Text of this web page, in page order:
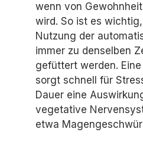
wenn von
wird. So ist es
Nutzung der
immer zu denselben
gefüttert werden.
sorgt schnell für
Dauer eine
vegetative
etwa